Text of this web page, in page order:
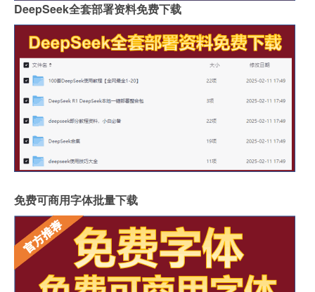
DeepSeek全套部署资料免费下载
免费可商用字体批量下载